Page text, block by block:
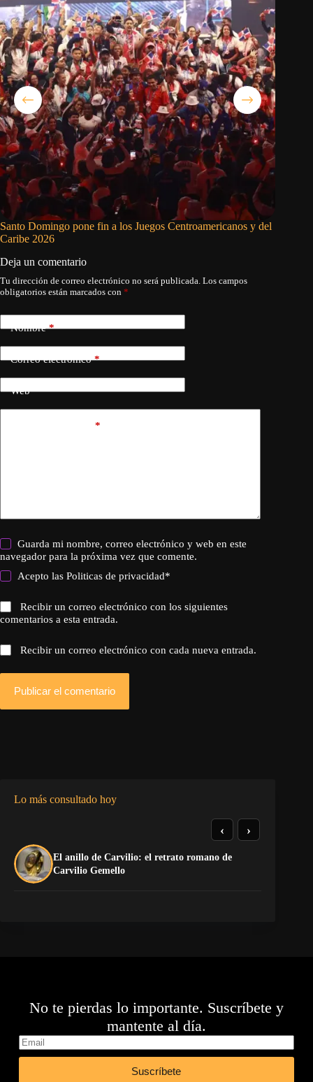
Santo Domingo pone fin a los Juegos Centroamericanos y del
Caribe 2026
Deja un comentario
Tu dirección de correo electrónico no será publicada. Los campos
obligatorios están marcados con *
Nombre*
Correo electrónico*
Web
*
Guarda mi nombre, correo electrónico y web en este
navegador para la próxima vez que comente.
Acepto lasPoliticas de privacidad*
Recibir un correo electrónico con los siguientes
comentarios a esta entrada.
Recibir un correo electrónico con cada nueva entrada.
Publicar el comentario
Lo más consultado hoy
El anillo de Carvilio: el retrato romano de
Carvilio Gemello
‹ ›
No te pierdas lo importante. Suscríbete y
mantente al día.
Suscríbete